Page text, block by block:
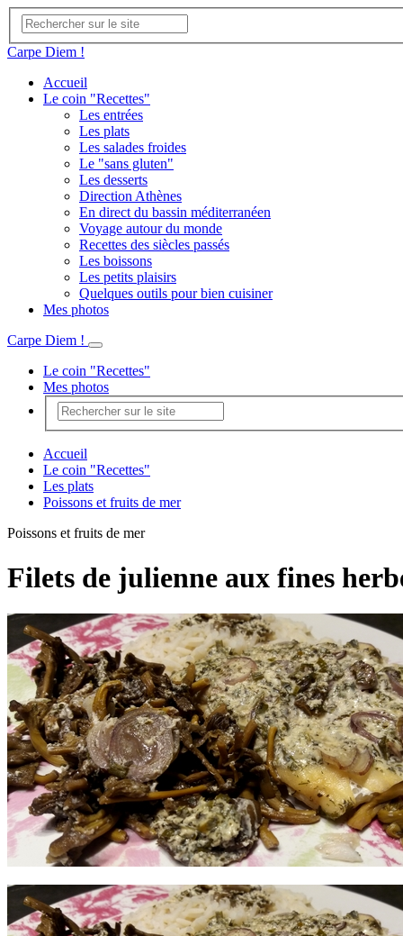
Carpe Diem !
Accueil
Le coin "Recettes"
Les entrées
Les plats
Les salades froides
Le "sans gluten"
Les desserts
Direction Athènes
En direct du bassin méditerranéen
Voyage autour du monde
Recettes des siècles passés
Les boissons
Les petits plaisirs
Quelques outils pour bien cuisiner
Mes photos
Carpe Diem !
Le coin "Recettes"
Mes photos
Accueil
Le coin "Recettes"
Les plats
Poissons et fruits de mer
Poissons et fruits de mer
Filets de julienne aux fines